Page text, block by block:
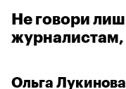
Не говори
журналистам,
Ольга